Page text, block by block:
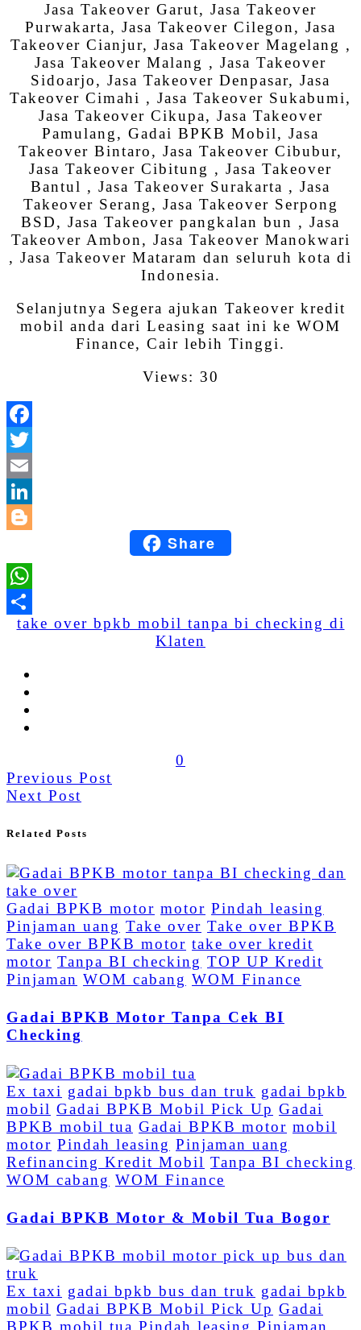
Jasa Takeover Garut, Jasa Takeover
Purwakarta, Jasa Takeover Cilegon, Jasa
Takeover Cianjur, Jasa Takeover Magelang ,
Jasa Takeover Malang , Jasa Takeover
Sidoarjo, Jasa Takeover Denpasar, Jasa
Takeover Cimahi , Jasa Takeover Sukabumi,
Jasa Takeover Cikupa, Jasa Takeover
Pamulang, Gadai BPKB Mobil, Jasa
Takeover Bintaro, Jasa Takeover Cibubur,
Jasa Takeover Cibitung , Jasa Takeover
Bantul , Jasa Takeover Surakarta , Jasa
Takeover Serang, Jasa Takeover Serpong
BSD, Jasa Takeover pangkalan bun , Jasa
Takeover Ambon, Jasa Takeover Manokwari
, Jasa Takeover Mataram dan seluruh kota di
Indonesia.
Selanjutnya Segera ajukan Takeover kredit
mobil anda dari Leasing saat ini ke WOM
Finance, Cair lebih Tinggi.
Views: 30
BloggerShare
Share
take over bpkb mobil tanpa bi checking di
Klaten
0
Previous Post
Next Post
Related Posts
Gadai BPKB motor motor Pindah leasing
Pinjaman uang Take over Take over BPKB
Take over BPKB motor take over kredit
motor Tanpa BI checking TOP UP Kredit
Pinjaman WOM cabang WOM Finance
Gadai BPKB Motor Tanpa Cek BI
Checking
Ex taxi gadai bpkb bus dan truk gadai bpkb
mobil Gadai BPKB Mobil Pick Up Gadai
BPKB mobil tua Gadai BPKB motor mobil
motor Pindah leasing Pinjaman uang
Refinancing Kredit Mobil Tanpa BI checking
WOM cabang WOM Finance
Gadai BPKB Motor & Mobil Tua Bogor
Ex taxi gadai bpkb bus dan truk gadai bpkb
mobil Gadai BPKB Mobil Pick Up Gadai
BPKB mobil tua Pindah leasing Pinjaman